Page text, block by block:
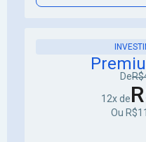
De
12x de
Ou